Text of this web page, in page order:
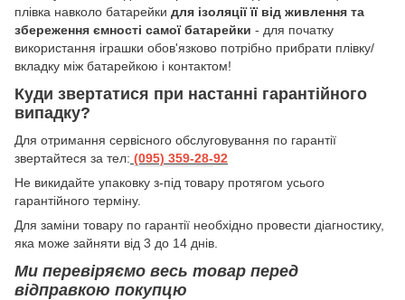
плівка навколо батарейки для ізоляції її від живлення та
збереження ємності самої батарейки - для початку
використання іграшки обов'язково потрібно прибрати плівку/
вкладку між батарейкою і контактом!
Куди звертатися при настанні гарантійного
випадку?
Для отримання сервісного обслуговування по гарантії
звертайтеся за тел: (095) 359-28-92
Hе викидайте упаковку з-під товару протягом усього
гарантійного терміну.
Для заміни товару по гарантії необхідно провести діагностику,
яка може зайняти від 3 до 14 днів.
Ми перевіряємо весь товар перед
відправкою покупцю